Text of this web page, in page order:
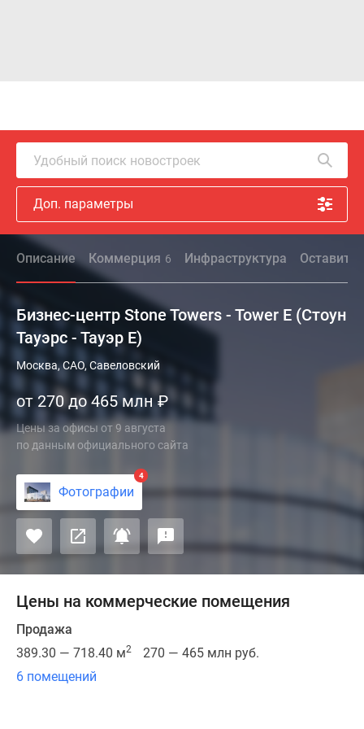
Удобный поиск новостроек
Доп. параметры
Описание Коммерция 6 Инфраструктура Оставить
Бизнес-центр Stone Towers - Tower E (Стоун
Тауэрс - Тауэр Е)
Новый
бизнес-
центр
девелопера
«Стоун»
одним
из
элементов
уже
офисного
на
Нижней
Масловке,
Москва, САО, Савеловский
от 270 до 465 млн ₽
Цены за офисы от9 августа
по данным официального сайта
Фотографии
4
Цены на коммерческие помещения
Продажа
389.30 — 718.40 м2
270 — 465 млн руб.
6 помещений